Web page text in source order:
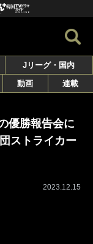
Jリーグ・国内
動画 連載
優勝報告会に
ストライカー
2023.12.15